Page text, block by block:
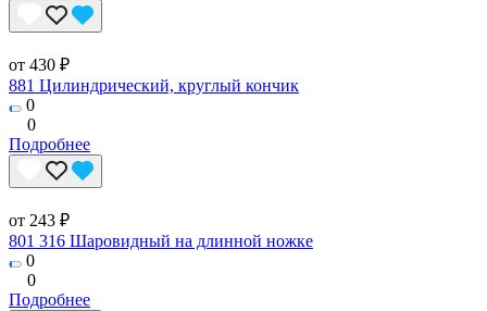
от 430 ₽
881 Цилиндрический, круглый кончик
0
0
Подробнее
от 243 ₽
801 316 Шаровидный на длинной ножке
0
0
Подробнее